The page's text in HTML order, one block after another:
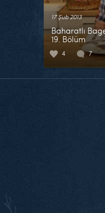
17 Şub 2013
Baharatlı
19. Bölüm
4 7